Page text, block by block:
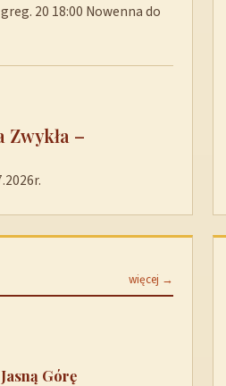
20 18:00 Nowenna do
Zwykła –
więcej →
Górę